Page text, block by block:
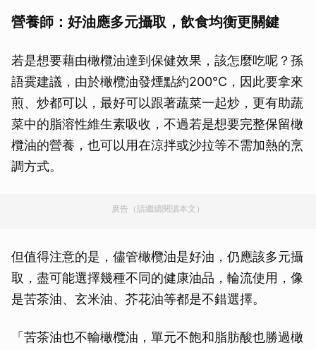
營養師：好油應多元攝取，飲食均衡更關鍵
若是想要藉由橄欖油達到保健效果，該怎麼吃呢？孫
語霙建議，由於橄欖油發煙點約200℃，因此要拿來
煎、炒都可以，最好可以跟著蔬菜一起炒，更有助蔬
菜中的脂溶性維生素吸收，不過若是想要完整保留橄
欖油的營養，也可以用在涼拌或沙拉等不需加熱的烹
調方式。
廣告（請繼續閱讀本文）
但值得注意的是，儘管橄欖油是好油，仍應該多元攝
取，盡可能選擇幾種不同的健康油品，輪流使用，像
是苦茶油、玄米油、芥花油等都是不錯選擇。
「苦茶油也不輸橄欖油，單元不飽和脂肪酸也勝過橄